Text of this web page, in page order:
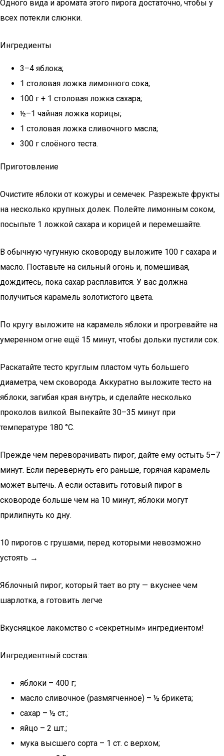
Одного вида и аромата этого пирога достаточно, чтобы у
всех потекли слюнки.
Ингредиенты
3–4 яблока;
1 столовая ложка лимонного сока;
100 г + 1 столовая ложка сахара;
½–1 чайная ложка корицы;
1 столовая ложка сливочного масла;
300 г слоёного теста.
Приготовление
Очистите яблоки от кожуры и семечек. Разрежьте фрукты
на несколько крупных долек. Полейте лимонным соком,
посыпьте 1 ложкой сахара и корицей и перемешайте.
В обычную чугунную сковороду выложите 100 г сахара и
масло. Поставьте на сильный огонь и, помешивая,
дождитесь, пока сахар расплавится. У вас должна
получиться карамель золотистого цвета.
По кругу выложите на карамель яблоки и прогревайте на
умеренном огне ещё 15 минут, чтобы дольки пустили сок.
Раскатайте тесто круглым пластом чуть большего
диаметра, чем сковорода. Аккуратно выложите тесто на
яблоки, загибая края внутрь, и сделайте несколько
проколов вилкой. Выпекайте 30–35 минут при
температуре 180 °C.
Прежде чем переворачивать пирог, дайте ему остыть 5–7
минут. Если перевернуть его раньше, горячая карамель
может вытечь. А если оставить готовый пирог в
сковороде больше чем на 10 минут, яблоки могут
прилипнуть ко дну.
10 пирогов с грушами, перед которыми невозможно
устоять →
Яблочный пирог, который тает во рту — вкуснее чем
шарлотка, а готовить легче
Вкусняцкое лакомство с «секретным» ингредиентом!
Ингредиентный состав:
яблоки – 400 г;
масло сливочное (размягченное) – ½ брикета;
сахар – ½ ст.;
яйцо – 2 шт.;
мука высшего сорта – 1 ст. с верхом;